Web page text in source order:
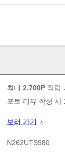
판매
신규
최대 2,700P 적립
포토 리뷰 작성 시
보러 가기
N262UTS980